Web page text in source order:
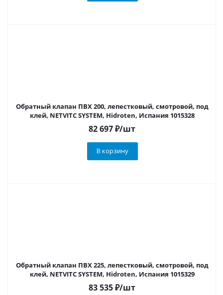
Обратный клапан ПВХ 200, лепестковый, смотровой, под
клей, NETVITC SYSTEM, Hidroten, Испания 1015328
82 697₽/шт
В корзину
Обратный клапан ПВХ 225, лепестковый, смотровой, под
клей, NETVITC SYSTEM, Hidroten, Испания 1015329
83 535₽/шт